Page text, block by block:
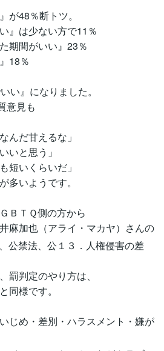
が48％断トツ。
』は少ない方で11％
期間がいい』23％
18％
い』になりました。
意見も
んだ甘えるな」
いと思う」
短いくらいだ」
多いようです。
ＢＴＱ側の方から
麻加也（アライ・マカヤ）さんの
公禁法、公１３．人権侵害の差
罰判定のやり方は、
同様です。
じめ・差別・ハラスメント・嫌が